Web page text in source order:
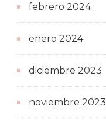
febrero 2024
enero 2024
diciembre 2023
noviembre 2023